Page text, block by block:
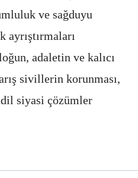
ve sağduyu
adaletin ve kalıcı
sivillerin korunması,
siyasi çözümler